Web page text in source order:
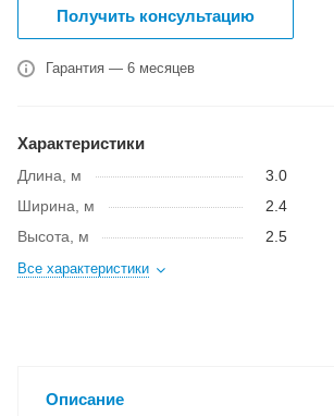
Получить консультацию
Гарантия — 6 месяцев
Характеристики
Длина, м
3.0
Ширина, м
2.4
Высота, м
2.5
Все характеристики
Описание